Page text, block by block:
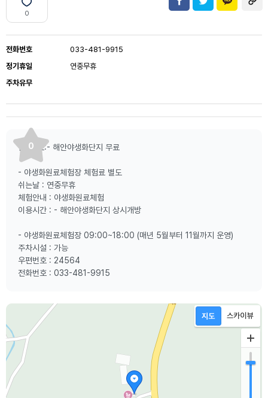
0
전화번호
033-481-9915
정기휴일
연중무휴
주차유무
0
입 장 료:- 해안야생화단지 무료
- 야생화원료체험장 체험료 별도
쉬는날 : 연중무휴
체험안내 : 야생화원료체험
이용시간 : - 해안야생화단지 상시개방
- 야생화원료체험장 09:00~18:00 (매년 5월부터 11월까지 운영)
주차시설 : 가능
우편번호 : 24564
전화번호 : 033-481-9915